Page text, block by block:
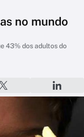
no mundo
43% dos adultos do